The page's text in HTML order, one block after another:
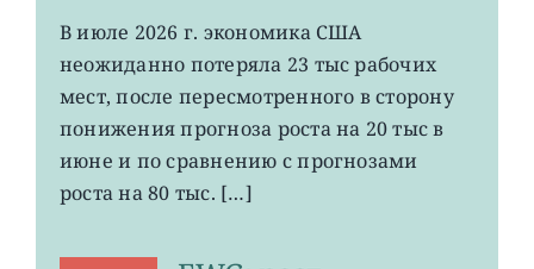
VOO:
рабочих
мест
США
неожиданно
В июле 2026 г. экономика США
неожиданно потеряла 23 тыс рабочих
мест, после пересмотренного в сторону
понижения прогноза роста на 20 тыс в
июне и по сравнению с прогнозами
роста на 80 тыс. […]